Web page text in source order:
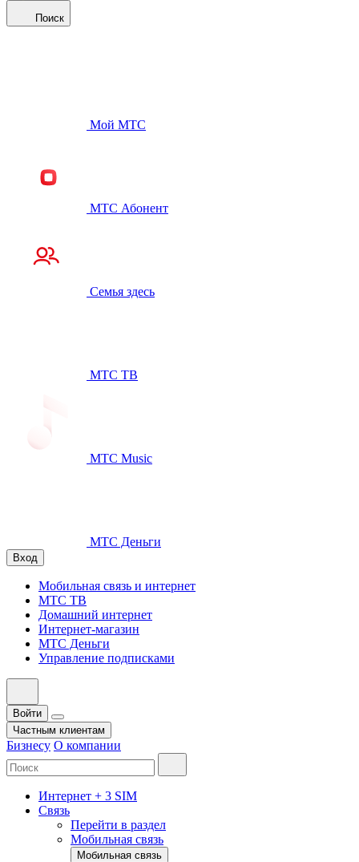
Поиск
Мой МТС
МТС Абонент
Семья здесь
МТС ТВ
МТС Music
МТС Деньги
Вход
Мобильная связь и интернет
МТС ТВ
Домашний интернет
Интернет-магазин
МТС Деньги
Управление подписками
Войти
Частным клиентам
Бизнесу О компании
Интернет + 3 SIM
Связь
Перейти в раздел
Мобильная связь
Мобильная связь